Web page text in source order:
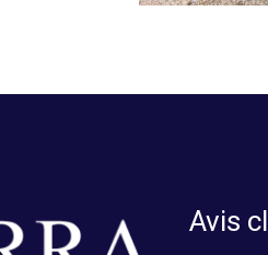
Avis